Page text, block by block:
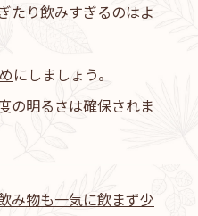
たり飲みすぎるのはよ
にしましょう。
の明るさは確保されま
み物も一気に飲まず少